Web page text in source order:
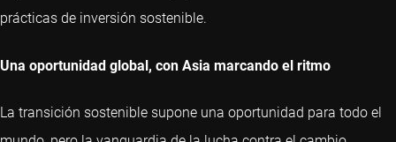
prácticas de inversión sostenible.
Una oportunidad global, con Asia marcando el ritmo
La transición sostenible supone una oportunidad para todo el